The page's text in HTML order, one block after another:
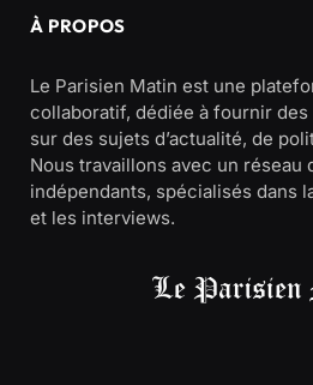
À PROPOS
Le Parisien Matin est une
collaboratif, dédiée à fournir
sur des sujets d’actualité, de
Nous travaillons avec un réseau
indépendants, spécialisés dans
et les interviews.